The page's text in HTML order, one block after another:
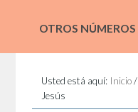
OTROS NÚMEROS
Usted está aquí: Inicio /
Jesús